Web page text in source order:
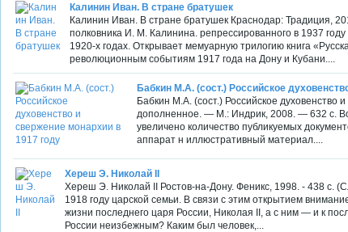
Калинин Иван. В стране братушек
Калинин Иван. В стране братушек Краснодар: Традиция,
полковника И. М. Калинина. репрессированного в 1937
1920-х годах. Открывает мемуарную трилогию книга
революционным событиям 1917 года на Дону и Кубани....
Бабкин М.А. (сост.) Российское
Бабкин М.А. (сост.) Российское духовенство
дополненное. — М.: Индрик, 2008. — 632 с.
увеличено количество публикуемых
аппарат н иллюстративный материал....
Хереш Э. Николай II
Хереш Э. Николай II Ростов-на-Дону. Феникс, 1998. - 438 с.
1918 году царской семьи. В связи с этим открытием
жизни последнего царя России, Николая II, а с ним — и к
России неизбежным? Каким был человек,...